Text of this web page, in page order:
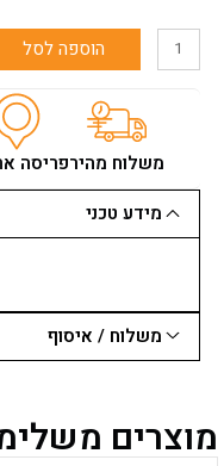
כמות
שיניים
ידית)
הוספה לסל
משלוח מהירפריסה
מידע טכני
משלוח / איסוף
מוצרים